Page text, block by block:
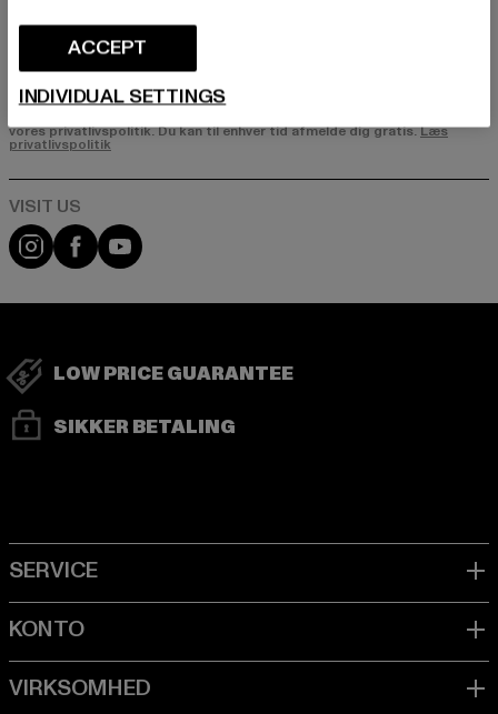
E-MAIL
TILMELD DIG
vores privatlivspolitik. Du kan til enhver tid afmelde dig gratis.Læs
privatlivspolitik
Visit our Instagram page:
Visit our Facebook page:
Visit our YouTube channel:
LOW PRICE GUARANTEE
SIKKER BETALING
ACCEPT
INDIVIDUAL SETTINGS